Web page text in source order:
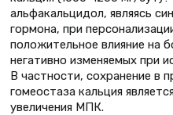
альфакальцидол, являясь
гормона, при
положительное влияние на
негативно изменяемых при
В частности, сохранение в
гомеостаза кальция
увеличения МПК.